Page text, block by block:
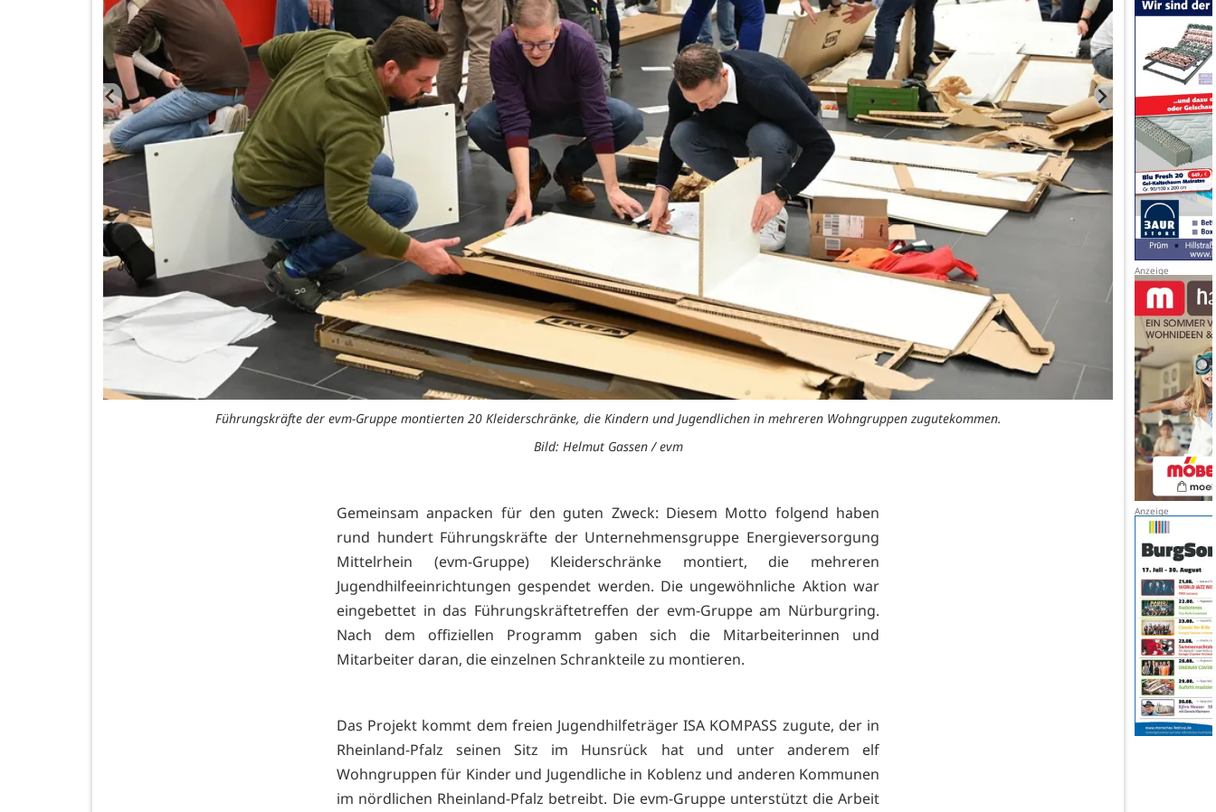
Führungskräfte der evm-Gruppe montierten 20 Kleiderschränke, die Kindern und Jugendlichen in mehreren Wohngruppen zugutekommen.
Bild: Helmut Gassen / evm
Gemeinsam anpacken für den guten Zweck: Diesem Motto folgend haben
rund hundert Führungskräfte der Unternehmensgruppe Energieversorgung
Mittelrhein (evm-Gruppe) Kleiderschränke montiert, die mehreren
Jugendhilfeeinrichtungen gespendet werden. Die ungewöhnliche Aktion war
eingebettet in das Führungskräftetreffen der evm-Gruppe am Nürburgring.
Nach dem offiziellen Programm gaben sich die Mitarbeiterinnen und
Mitarbeiter daran, die einzelnen Schrankteile zu montieren.
Das Projekt kommt dem freien Jugendhilfeträger ISA KOMPASS zugute, der in
Rheinland-Pfalz seinen Sitz im Hunsrück hat und unter anderem elf
Wohngruppen für Kinder und Jugendliche in Koblenz und anderen Kommunen
im nördlichen Rheinland-Pfalz betreibt. Die evm-Gruppe unterstützt die Arbeit